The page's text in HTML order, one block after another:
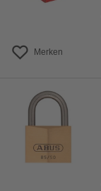
Merken